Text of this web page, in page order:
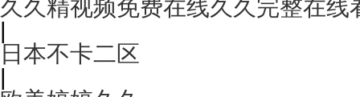
久久精视频免费在线久久完整在线
|
日本不卡二区
|